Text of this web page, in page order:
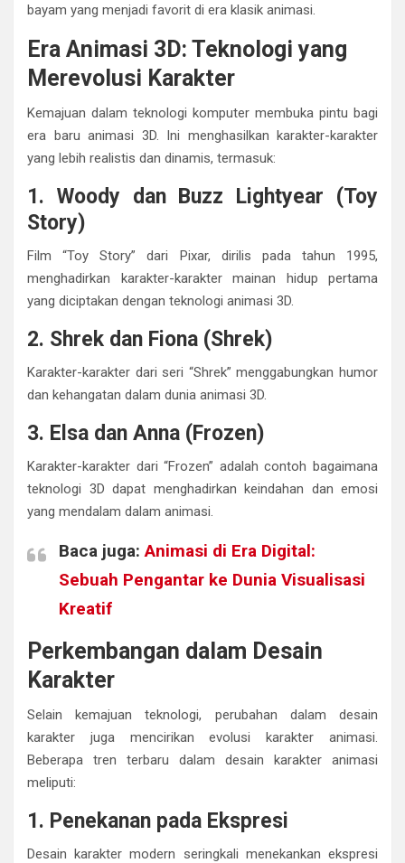
bayam yang menjadi favorit di era klasik animasi.
Era Animasi 3D: Teknologi yang
Merevolusi Karakter
Kemajuan dalam teknologi komputer membuka pintu bagi
era baru animasi 3D. Ini menghasilkan karakter-karakter
yang lebih realistis dan dinamis, termasuk:
1. Woody dan Buzz Lightyear (Toy
Story)
Film “Toy Story” dari Pixar, dirilis pada tahun 1995,
menghadirkan karakter-karakter mainan hidup pertama
yang diciptakan dengan teknologi animasi 3D.
2. Shrek dan Fiona (Shrek)
Karakter-karakter dari seri “Shrek” menggabungkan humor
dan kehangatan dalam dunia animasi 3D.
3. Elsa dan Anna (Frozen)
Karakter-karakter dari “Frozen” adalah contoh bagaimana
teknologi 3D dapat menghadirkan keindahan dan emosi
yang mendalam dalam animasi.
Baca juga:Animasi di Era Digital:
Sebuah Pengantar ke Dunia Visualisasi
Kreatif
Perkembangan dalam Desain
Karakter
Selain kemajuan teknologi, perubahan dalam desain
karakter juga mencirikan evolusi karakter animasi.
Beberapa tren terbaru dalam desain karakter animasi
meliputi:
1. Penekanan pada Ekspresi
Desain karakter modern seringkali menekankan ekspresi